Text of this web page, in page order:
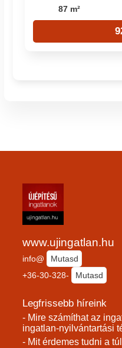
87 m²
www.ujingatlan.hu
info@
Mutasd
+36-30-328-
Mutasd
Legfrissebb híreink
- Mire számíthat az
ingatlan-nyilvántartási
- Mit érdemes tudni a